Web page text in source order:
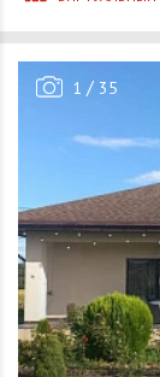
1 / 35